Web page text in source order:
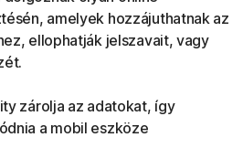
amelyek hozzájuthatnak az
ellophatják jelszavait, vagy
zárolja az adatokat, így
a mobil eszköze